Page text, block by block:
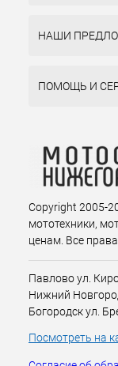
НАШИ
ПОМОЩЬ И
Copyright 2005-
мототехники,
ценам. Все
Павлово ул.
Нижний
Богородск ул.
Посмотреть на